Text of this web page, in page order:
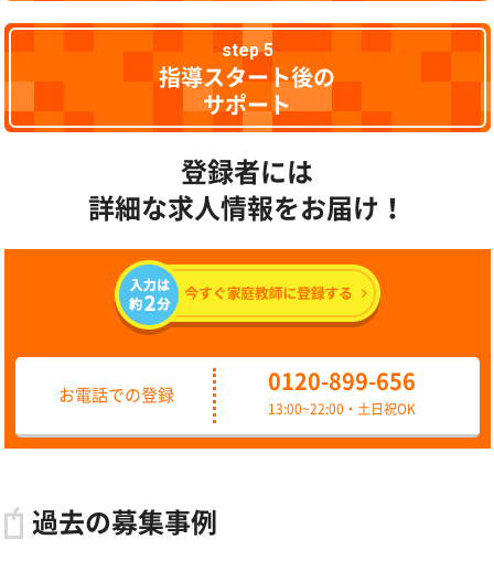
step 5
指導スタート後の
サポート
登録者には
詳細な求人情報をお届け！
お電話での登録
0120-899-656
13:00~22:00・土日祝OK
過去の募集事例